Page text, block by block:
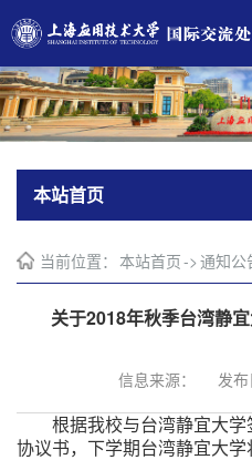
本站首页
当前位置： 本站首页->通知公
关于2018年秋季台湾静
信息来源： 发
根据我校与台湾静宜大
协议书，下学期台湾静宜大学